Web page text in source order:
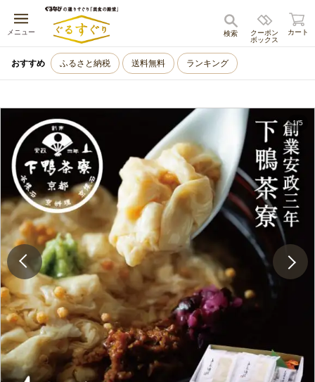
メニュー
キャンセル
クーポン
ボックス
検索 カート
おすすめ ふるさと納税 送料無料 ランキング
1/5